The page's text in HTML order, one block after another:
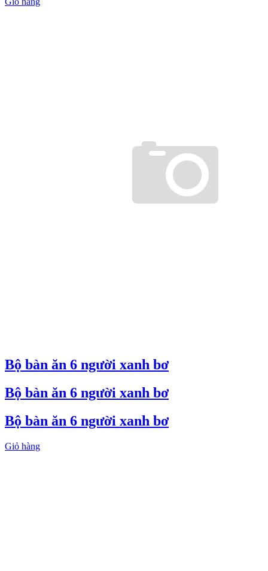
Bộ bàn ăn 6 người xanh bơ
Bộ bàn ăn 6 người xanh bơ
Bộ bàn ăn 6 người xanh bơ
Giỏ hàng